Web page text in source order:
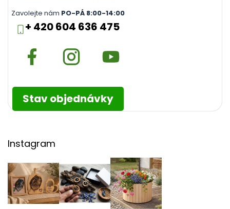
Zavolejte nám PO-PÁ 8:00-14:00
+ 420 604 636 475
Stav objednávky
Instagram